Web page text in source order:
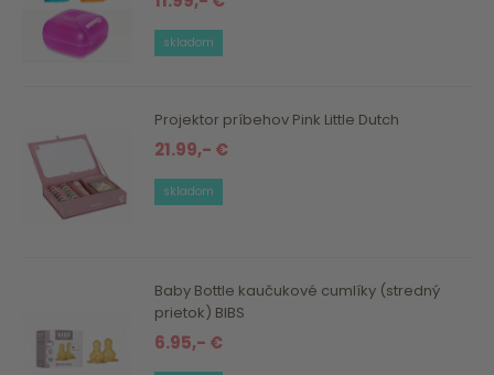
skladom
Projektor príbehov Pink Little Dutch
21.99,- €
skladom
Baby Bottle kaučukové cumlíky (stredný
prietok) BIBS
6.95,- €